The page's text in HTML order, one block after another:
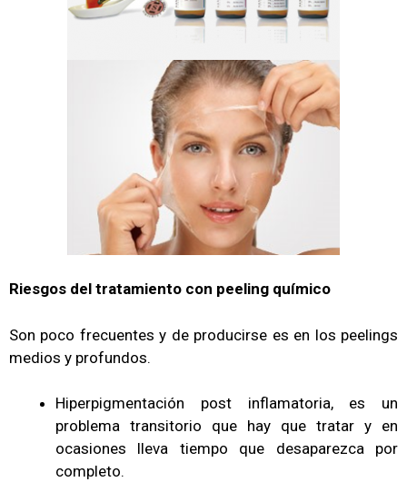
Riesgos del tratamiento con peeling químico
Son poco frecuentes y de producirse es en los peelings
medios y profundos.
Hiperpigmentación post inflamatoria, es un
problema transitorio que hay que tratar y en
ocasiones lleva tiempo que desaparezca por
completo.